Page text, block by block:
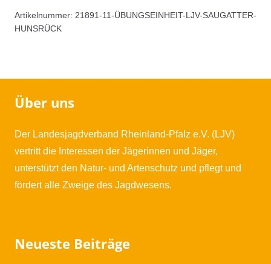
Hunsrück
Artikelnummer: 21891-11-ÜBUNGSEINHEIT-LJV-SAUGATTER-
HUNSRÜCK
Über uns
Der Landesjagdverband Rheinland-Pfalz e.V. (LJV)
vertritt die Interessen der Jägerinnen und Jäger,
unterstützt den Natur- und Artenschutz und pflegt und
fördert alle Zweige des Jagdwesens.
Neueste Beiträge